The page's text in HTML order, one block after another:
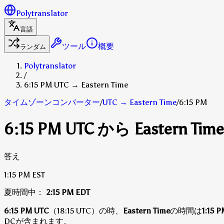
Polytranslator
言語
ランダム ツール 概要
Polytranslator
/
6:15 PM UTC → Eastern Time
タイムゾーンコンバーター/UTC → Eastern Time/6:15 PM
6:15 PM UTC から Eastern
答え
1:15 PM EST
夏時間中：
2:15 PM EDT
6:15 PM UTC （18:15 UTC）の時、 Eastern Timeの時間は1:15
DCが含まれます。